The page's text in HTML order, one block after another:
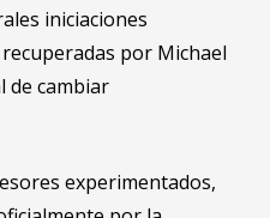
iniciaciones
por Michael
de cambiar
experimentados,